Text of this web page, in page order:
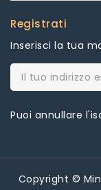
Registrati
Inserisci la tua
Puoi annullare
Copyright ©